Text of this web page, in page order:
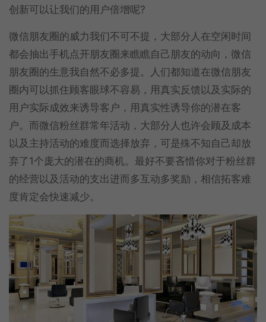
创新可以让我们的用户倍增呢?
微信朋友圈的威力我们不可不提，大部分人在空闲时间
都会抽出手机点开朋友圈来瞧瞧自己朋友的动向，微信
朋友圈的生意我自然不必多提。人们都知道在微信朋友
圈内可以抓住顾客眼球不容易，用真实反馈以及实际的
用户实际成效来诱导客户，用真实性诱导你的潜在客
户。而微信粉丝群常年活动，大部分人也许会顾及成本
以及主持活动的难度而选择放弃，可是殊不知自己却放
弃了1个庞大的潜在的商机。最好不要吝惜你对于粉丝群
的经营以及活动的支出进而多互动多奖励，相信拓客难
度肯定会快速减少。